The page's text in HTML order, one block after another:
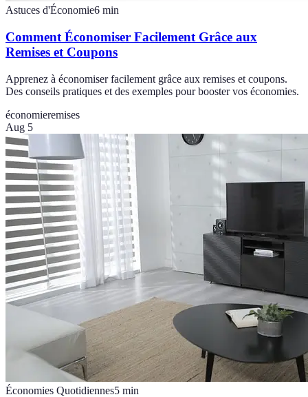
Astuces d'Économie6 min
Comment Économiser Facilement Grâce aux
Remises et Coupons
Apprenez à économiser facilement grâce aux remises et coupons.
Des conseils pratiques et des exemples pour booster vos économies.
économieremises
Aug 5
Économies Quotidiennes5 min